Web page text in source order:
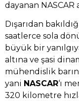
dayanan NASCAR
Dışarıdan
saatlerce sola
büyük bir
altına ve şasi
mühendislik
yani NASCAR‘ı
320 kilometre